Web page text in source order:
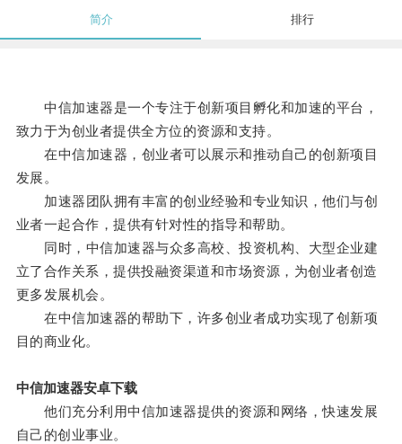
简介 排行
中信加速器是一个专注于创新项目孵化和加速的平台，
致力于为创业者提供全方位的资源和支持。
在中信加速器，创业者可以展示和推动自己的创新项目
发展。
加速器团队拥有丰富的创业经验和专业知识，他们与创
业者一起合作，提供有针对性的指导和帮助。
同时，中信加速器与众多高校、投资机构、大型企业建
立了合作关系，提供投融资渠道和市场资源，为创业者创造
更多发展机会。
在中信加速器的帮助下，许多创业者成功实现了创新项
目的商业化。
中信加速器安卓下载
他们充分利用中信加速器提供的资源和网络，快速发展
自己的创业事业。